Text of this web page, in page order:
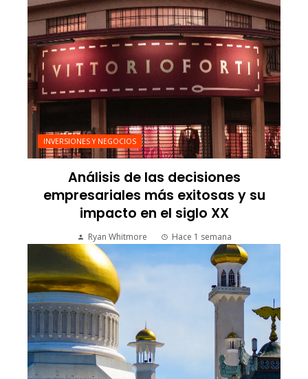
INVERSIONES Y NEGOCIOS
Análisis de las decisiones
empresariales más exitosas y su
impacto en el siglo XX
Ryan Whitmore Hace 1 semana